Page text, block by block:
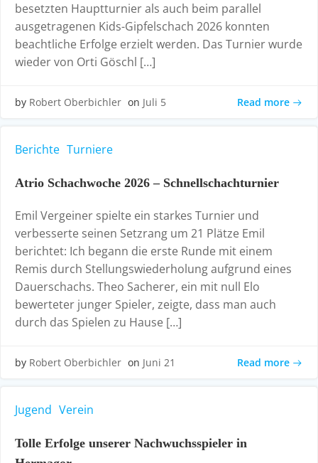
besetzten Hauptturnier als auch beim parallel
ausgetragenen Kids-Gipfelschach 2026 konnten
beachtliche Erfolge erzielt werden. Das Turnier wurde
wieder von Orti Göschl […]
by Robert Oberbichler on Juli 5 Read more
Berichte Turniere
Atrio Schachwoche 2026 – Schnellschachturnier
Emil Vergeiner spielte ein starkes Turnier und
verbesserte seinen Setzrang um 21 Plätze Emil
berichtet: Ich begann die erste Runde mit einem
Remis durch Stellungswiederholung aufgrund eines
Dauerschachs. Theo Sacherer, ein mit null Elo
bewerteter junger Spieler, zeigte, dass man auch
durch das Spielen zu Hause […]
by Robert Oberbichler on Juni 21 Read more
Jugend Verein
Tolle Erfolge unserer Nachwuchsspieler in